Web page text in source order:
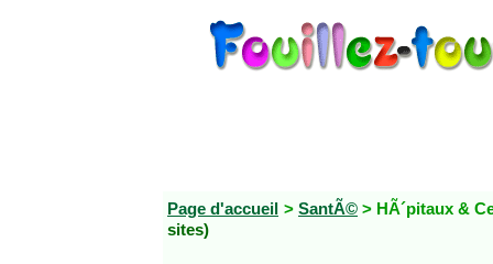
Page d'accueil > SantÃ© > HÃ´pitaux &
sites)